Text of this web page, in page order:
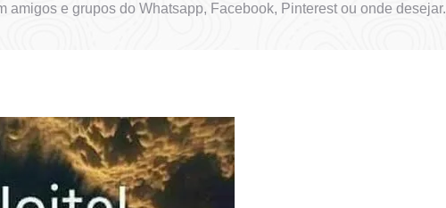
amigos e grupos do Whatsapp, Facebook, Pinterest ou onde desejar.